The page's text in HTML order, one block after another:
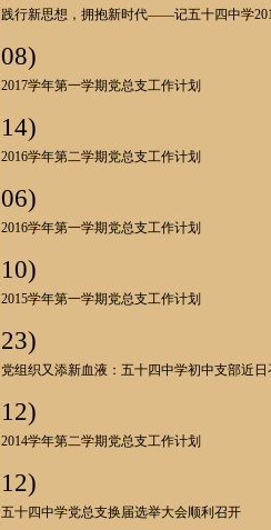
践行新思想，拥抱新时代——记五十四中学
08)
2017学年第一学期党总支工作计划
14)
2016学年第二学期党总支工作计划
06)
2016学年第一学期党总支工作计划
10)
2015学年第一学期党总支工作计划
23)
党组织又添新血液：五十四中学初中支部近
12)
2014学年第二学期党总支工作计划
12)
五十四中学党总支换届选举大会顺利召开